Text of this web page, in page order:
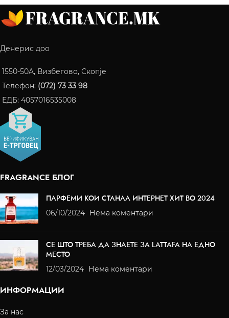
Денерис доо
1550-50A, Визбегово, Скопје
Телефон: (072) 73 33 98
ЕДБ: 4057016535008
FRAGRANCE БЛОГ
ПАРФЕМИ КОИ СТАНАА ИНТЕРНЕТ ХИТ ВО 2024
06/10/2024 Нема коментари
СЕ ШТО ТРЕБА ДА ЗНАЕТЕ ЗА LATTAFA НА ЕДНО
МЕСТО
12/03/2024 Нема коментари
ИНФОРМАЦИИ
За нас